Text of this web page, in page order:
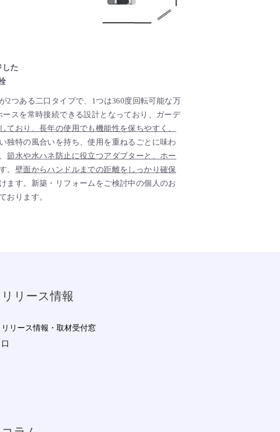
した
2つある二口タイプで、1つは360度回転可能な万
スを常時接続できる設計となっており、ガーデ
ており、長年の使用でも機能性を保ちやすく、
独特の風合いを持ち、使用を重ねるごとに味わ
節水や水ハネ防止に役立つアダプターと、ホー
。 壁面からハンドルまでの距離をしっかり確保
ます。新築・リフォームをご検討中の個人のお
おります。
リリース情報
リリース情報・取材受付窓
口